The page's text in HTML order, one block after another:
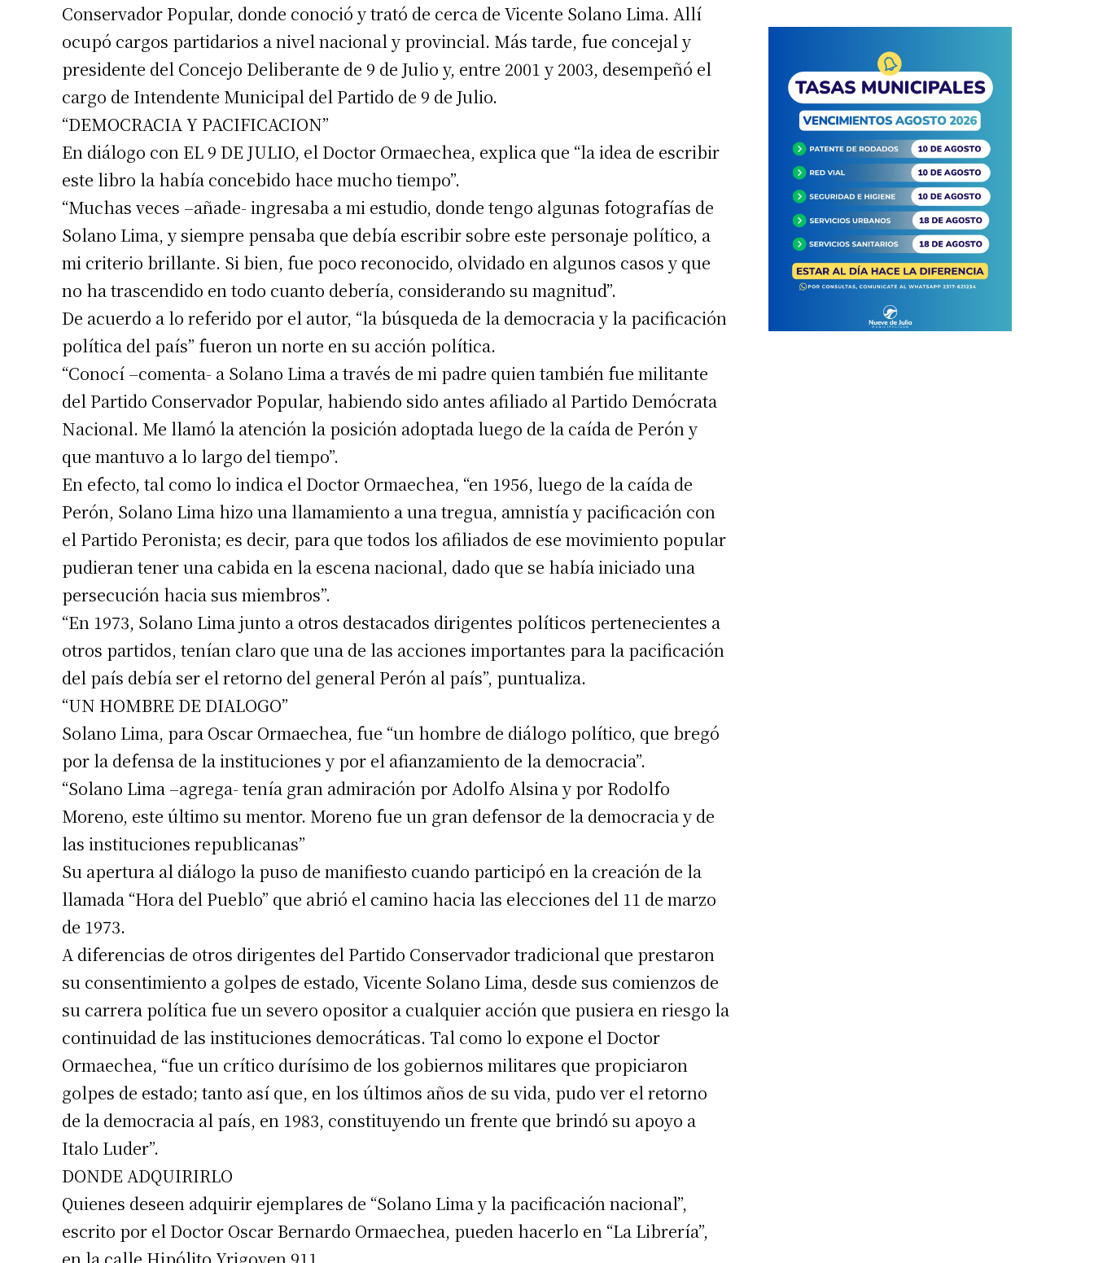
Suscribirme gratis
*Requerido
Dirección de correo electrónico*
Apellidos
Número de teléfono
Conservador Popular, donde conoció y trató de cerca de Vicente Solano Lima. Allí
ocupó cargos partidarios a nivel nacional y provincial. Más tarde, fue concejal y
presidente del Concejo Deliberante de 9 de Julio y, entre 2001 y 2003, desempeñó el
cargo de Intendente Municipal del Partido de 9 de Julio.
“DEMOCRACIA Y PACIFICACION”
En diálogo con EL 9 DE JULIO, el Doctor Ormaechea, explica que “la idea de escribir
este libro la había concebido hace mucho tiempo”.
“Muchas veces –añade- ingresaba a mi estudio, donde tengo algunas fotografías de
Solano Lima, y siempre pensaba que debía escribir sobre este personaje político, a
mi criterio brillante. Si bien, fue poco reconocido, olvidado en algunos casos y que
no ha trascendido en todo cuanto debería, considerando su magnitud”.
De acuerdo a lo referido por el autor, “la búsqueda de la democracia y la pacificación
política del país” fueron un norte en su acción política.
“Conocí –comenta- a Solano Lima a través de mi padre quien también fue militante
del Partido Conservador Popular, habiendo sido antes afiliado al Partido Demócrata
Nacional. Me llamó la atención la posición adoptada luego de la caída de Perón y
que mantuvo a lo largo del tiempo”.
En efecto, tal como lo indica el Doctor Ormaechea, “en 1956, luego de la caída de
Perón, Solano Lima hizo una llamamiento a una tregua, amnistía y pacificación con
el Partido Peronista; es decir, para que todos los afiliados de ese movimiento popular
pudieran tener una cabida en la escena nacional, dado que se había iniciado una
persecución hacia sus miembros”.
“En 1973, Solano Lima junto a otros destacados dirigentes políticos pertenecientes a
otros partidos, tenían claro que una de las acciones importantes para la pacificación
del país debía ser el retorno del general Perón al país”, puntualiza.
“UN HOMBRE DE DIALOGO”
Solano Lima, para Oscar Ormaechea, fue “un hombre de diálogo político, que bregó
por la defensa de la instituciones y por el afianzamiento de la democracia”.
“Solano Lima –agrega- tenía gran admiración por Adolfo Alsina y por Rodolfo
Moreno, este último su mentor. Moreno fue un gran defensor de la democracia y de
las instituciones republicanas”
Su apertura al diálogo la puso de manifiesto cuando participó en la creación de la
llamada “Hora del Pueblo” que abrió el camino hacia las elecciones del 11 de marzo
de 1973.
A diferencias de otros dirigentes del Partido Conservador tradicional que prestaron
su consentimiento a golpes de estado, Vicente Solano Lima, desde sus comienzos de
su carrera política fue un severo opositor a cualquier acción que pusiera en riesgo la
continuidad de las instituciones democráticas. Tal como lo expone el Doctor
Ormaechea, “fue un crítico durísimo de los gobiernos militares que propiciaron
golpes de estado; tanto así que, en los últimos años de su vida, pudo ver el retorno
de la democracia al país, en 1983, constituyendo un frente que brindó su apoyo a
Italo Luder”.
DONDE ADQUIRIRLO
Quienes deseen adquirir ejemplares de “Solano Lima y la pacificación nacional”,
escrito por el Doctor Oscar Bernardo Ormaechea, pueden hacerlo en “La Librería”,